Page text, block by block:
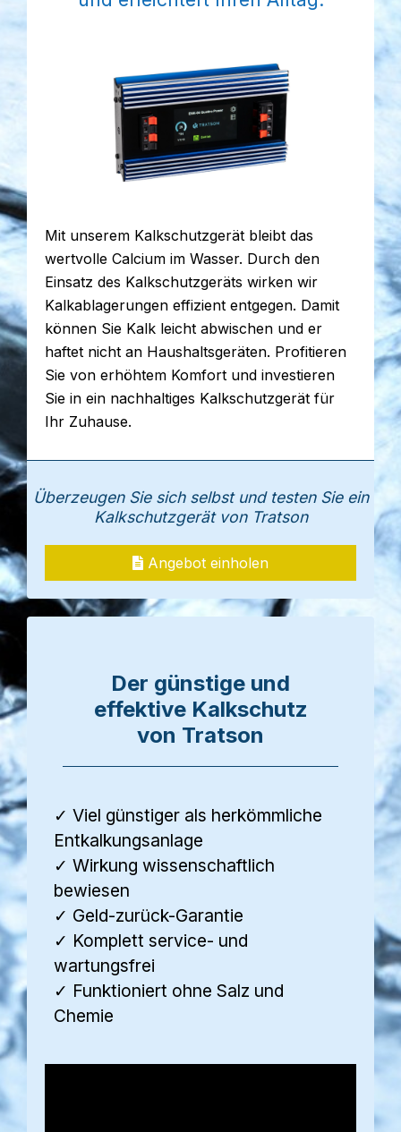
Mit unserem Kalkschutzgerät bleibt das
wertvolle Calcium im Wasser. Durch den
Einsatz des Kalkschutzgeräts wirken wir
Kalkablagerungen effizient entgegen. Damit
können Sie Kalk leicht abwischen und er
haftet nicht an Haushaltsgeräten. Profitieren
Sie von erhöhtem Komfort und investieren
Sie in ein nachhaltiges Kalkschutzgerät für
Ihr Zuhause.
Überzeugen Sie sich selbst und testen Sie ein
Kalkschutzgerät von Tratson
Angebot einholen
Der günstige und
effektive Kalkschutz
von Tratson
✓ Viel günstiger als herkömmliche
Entkalkungsanlage
✓ Wirkung wissenschaftlich
bewiesen
✓ Geld-zurück-Garantie
✓ Komplett service- und
wartungsfrei
✓ Funktioniert ohne Salz und
Chemie